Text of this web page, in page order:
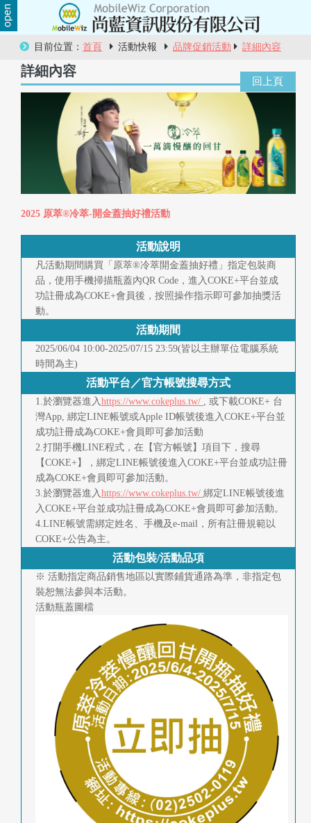
目前位置： 首頁 活動快報 品牌促銷活動 詳細內容
詳細內容
2025 原萃®冷萃-開金蓋抽好禮活動
活動說明
凡活動期間購買「原萃®冷萃開金蓋抽好禮」指定包裝商
品，使用手機掃描瓶蓋內QR Code，進入COKE+平台並成
功註冊成為COKE+會員後，按照操作指示即可參加抽獎活
動。
活動期間
2025/06/04 10:00-2025/07/15 23:59(皆以主辦單位電腦系統
時間為主)
活動平台／官方帳號搜尋方式
1.於瀏覽器進入https://www.cokeplus.tw/ , 或下載COKE+ 台
灣App, 綁定LINE帳號或Apple ID帳號後進入COKE+平台並
成功註冊成為COKE+會員即可參加活動
2.打開手機LINE程式，在【官方帳號】項目下，搜尋
【COKE+】，綁定LINE帳號後進入COKE+平台並成功註冊
成為COKE+會員即可參加活動。
3.於瀏覽器進入https://www.cokeplus.tw/ 綁定LINE帳號後進
入COKE+平台並成功註冊成為COKE+會員即可參加活動。
4.LINE帳號需綁定姓名、手機及e-mail，所有註冊規範以
COKE+公告為主。
活動包裝/活動品項
※ 活動指定商品銷售地區以實際鋪貨通路為準，非指定包
裝恕無法參與本活動。
活動瓶蓋圖檔